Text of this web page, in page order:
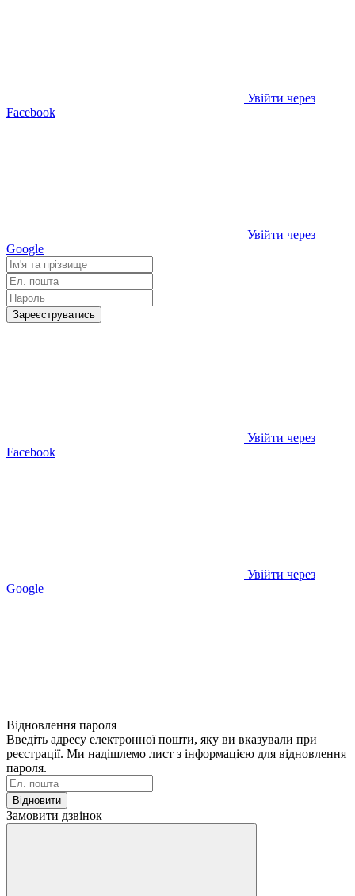
Увійти через
Facebook
Увійти через
Google
Зареєструватись
Увійти через
Facebook
Увійти через
Google
Відновлення пароля
Введіть адресу електронної пошти, яку ви вказували при
реєстрації. Ми надішлемо лист з інформацією для відновлення
пароля.
Відновити
Замовити дзвінок